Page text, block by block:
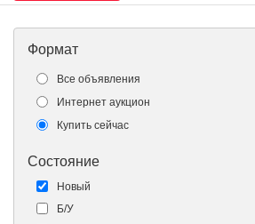
Формат
Все объявления
Интернет аукцион
Купить сейчас
Состояние
Новый
Б/У